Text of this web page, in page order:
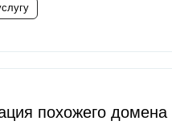
похожего домена